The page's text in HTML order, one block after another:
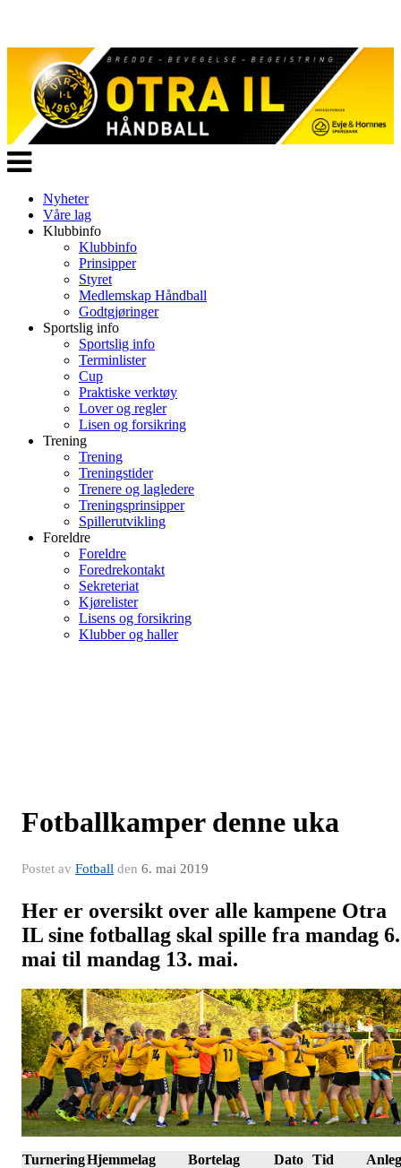
Veksle
navigasjon
Nyheter
Våre lag
Klubbinfo
Klubbinfo
Prinsipper
Styret
Medlemskap Håndball
Godtgjøringer
Sportslig info
Sportslig info
Terminlister
Cup
Praktiske verktøy
Lover og regler
Lisen og forsikring
Trening
Trening
Treningstider
Trenere og lagledere
Treningsprinsipper
Spillerutvikling
Foreldre
Foreldre
Foredrekontakt
Sekreteriat
Kjørelister
Lisens og forsikring
Klubber og haller
Fotballkamper denne uka
Postet av Fotball den 6. mai 2019
Her er oversikt over alle kampene Otra
IL sine fotballag skal spille fra mandag 6.
mai til mandag 13. mai.
TurneringHjemmelag Bortelag Dato Tid